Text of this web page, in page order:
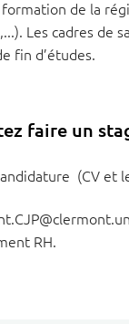
de la
Les cadres
fin d’études.
faire un
(CV et
RH.